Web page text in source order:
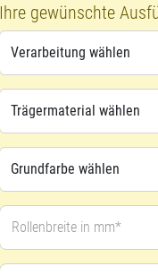
Ihre gewünschte
Rollenbreite in mm*